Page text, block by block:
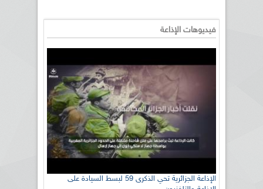
فيديوهات الإذاعة
الإذاعة الجزائرية تحي الذكرى 59 لبسط السيادة على